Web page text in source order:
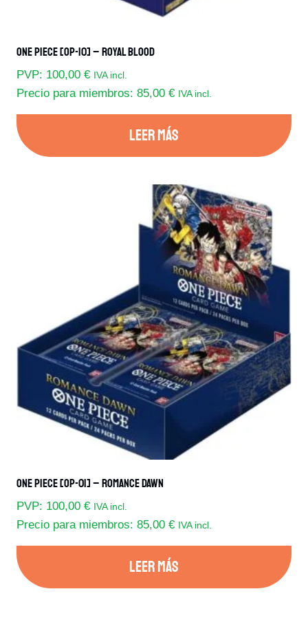
One Piece [OP-10] – Royal Blood
PVP: 100,00 € IVA incl.
Precio para miembros: 85,00 € IVA incl.
LEER MÁS
One Piece [OP-01] – Romance Dawn
PVP: 100,00 € IVA incl.
Precio para miembros: 85,00 € IVA incl.
LEER MÁS